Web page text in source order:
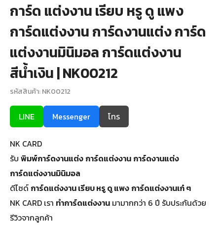
บทความ
การ์ด แต่งงาน เรียบ หรู ดู แพง
การ์ดแต่งงาน การ์ดงานแต่ง การ์ด
แต่งงานมินิมอล การ์ดแต่งงาน
สีน้ำเงิน | NK00212
รหัสสินค้า: NK00212
LINE Messenger โทร
NK CARD
รับ พิมพ์การ์ดงานแต่ง การ์ดแต่งงาน การ์ดงานแต่ง
การ์ดแต่งงานมินิมอล
ดีไซด์ การ์ดแต่งงาน เรียบ หรู ดู แพง การ์ดแต่งงานเก๋ ๆ
NK CARD เรา ทำการ์ดแต่งงาน มามากกว่า 6 ปี รับประกันด้วย
รีวิวจากลูกค้า